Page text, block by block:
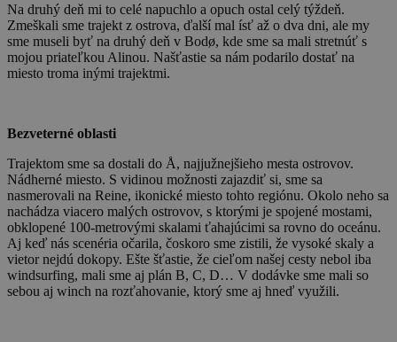
Na druhý deň mi to celé napuchlo a opuch ostal celý týždeň.
Zmeškali sme trajekt z ostrova, ďalší mal ísť až o dva dni, ale my
sme museli byť na druhý deň v Bodø, kde sme sa mali stretnúť s
mojou priateľkou Alinou. Našťastie sa nám podarilo dostať na
miesto troma inými trajektmi.
Bezveterné oblasti
Trajektom sme sa dostali do Å, najjužnejšieho mesta ostrovov.
Nádherné miesto. S vidinou možnosti zajazdiť si, sme sa
nasmerovali na Reine, ikonické miesto tohto regiónu. Okolo neho sa
nachádza viacero malých ostrovov, s ktorými je spojené mostami,
obklopené 100-metrovými skalami ťahajúcimi sa rovno do oceánu.
Aj keď nás scenéria očarila, čoskoro sme zistili, že vysoké skaly a
vietor nejdú dokopy. Ešte šťastie, že cieľom našej cesty nebol iba
windsurfing, mali sme aj plán B, C, D… V dodávke sme mali so
sebou aj winch na rozťahovanie, ktorý sme aj hneď využili.